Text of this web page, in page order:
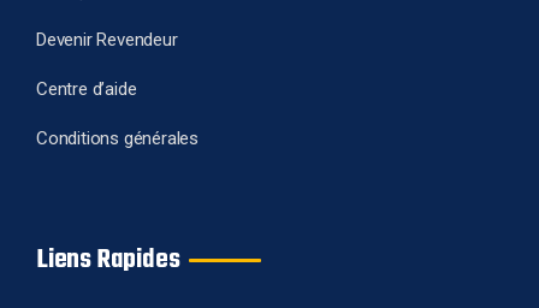
Devenir Revendeur
Centre d’aide
Conditions générales
Liens Rapides